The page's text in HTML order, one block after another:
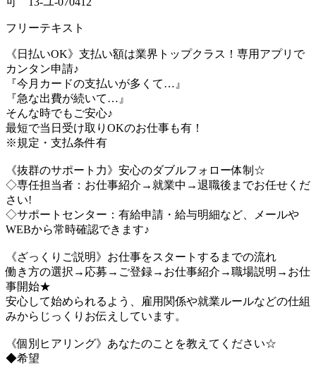
フリーテキスト
《日払いOK》支払い額は業界トップクラス！専用アプリで
カンタン申請♪
『今月カードの支払いが多くて…』
『急な出費が続いて…』
そんな時でもご安心♪
最短で当日受け取りOKのお仕事も有！
※規定・支払条件有
《抜群のサポート力》安心のダブルフォロー体制☆
◇専任担当者：お仕事紹介→就業中→退職後までお任せくだ
さい!
◇サポートセンター：有給申請・給与明細など、メールや
WEBから常時確認できます♪
《ざっくりご説明》お仕事をスタートするまでの流れ
働き方の選択→応募→ご登録→お仕事紹介→職場説明→お仕
事開始★
安心して始められるよう、雇用関係や就業ルールなどの仕組
みからじっくりお伝えしています。
《個別ヒアリング》あなたのことを教えてください☆
◆希望